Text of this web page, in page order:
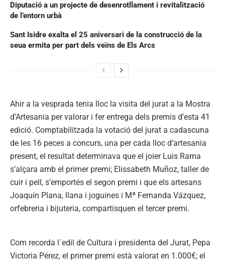
Diputació a un projecte de desenrotllament i revitalització
de l’entorn urbà
Sant Isidre exalta el 25 aniversari de la construcció de la
seua ermita per part dels veïns de Els Arcs
Ahir a la vesprada tenia lloc la visita del jurat a la Mostra
d’Artesania per valorar i fer entrega dels premis d’esta 41
edició. Comptabilitzada la votació del jurat a cadascuna
de les 16 peces a concurs, una per cada lloc d’artesania
present, el resultat determinava que el joier Luis Rama
s’alçara amb el primer premi; Elissabeth Muñoz, taller de
cuir i pell, s’emportés el segon premi i que els artesans
Joaquín Plana, llana i joguines i Mª Fernanda Vázquez,
orfebreria i bijuteria, compartisquen el tercer premi.
Com recorda l´edil de Cultura i presidenta del Jurat, Pepa
Victoria Pérez, el primer premi està valorat en 1.000€; el